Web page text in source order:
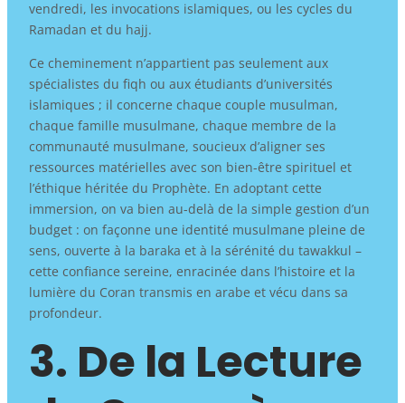
vendredi, les invocations islamiques, ou les cycles du
Ramadan et du hajj.
Ce cheminement n’appartient pas seulement aux
spécialistes du fiqh ou aux étudiants d’universités
islamiques ; il concerne chaque couple musulman,
chaque famille musulmane, chaque membre de la
communauté musulmane, soucieux d’aligner ses
ressources matérielles avec son bien-être spirituel et
l’éthique héritée du Prophète. En adoptant cette
immersion, on va bien au-delà de la simple gestion d’un
budget : on façonne une identité musulmane pleine de
sens, ouverte à la baraka et à la sérénité du tawakkul –
cette confiance sereine, enracinée dans l’histoire et la
lumière du Coran transmis en arabe et vécu dans sa
profondeur.
3. De la Lecture